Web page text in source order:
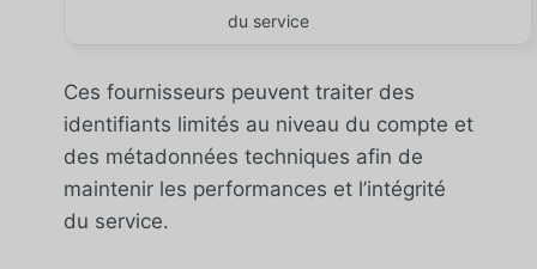
du service
Ces fournisseurs peuvent traiter des
identifiants limités au niveau du compte et
des métadonnées techniques afin de
maintenir les performances et l’intégrité
du service.